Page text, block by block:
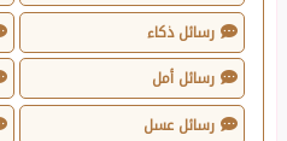
رسائل ذكاء
رسائل أمل
رسائل عسل